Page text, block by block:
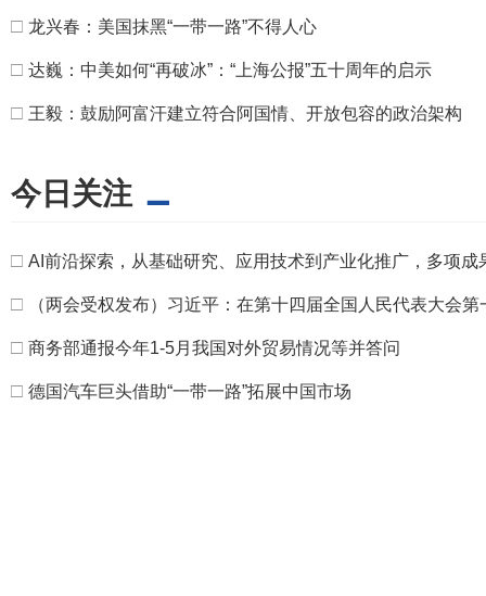
□ 龙兴春：美国抹黑“一带一路”不得人心
□ 达巍：中美如何“再破冰”：“上海公报”五十周年的启示
□ 王毅：鼓励阿富汗建立符合阿国情、开放包容的政治架构
今日关注
□ AI前沿探索，从基础研究、应用技术到产业化推广，多项成
□ （两会受权发布）习近平：在第十四届全国人民代表大会
□ 商务部通报今年1-5月我国对外贸易情况等并答问
□ 德国汽车巨头借助“一带一路”拓展中国市场